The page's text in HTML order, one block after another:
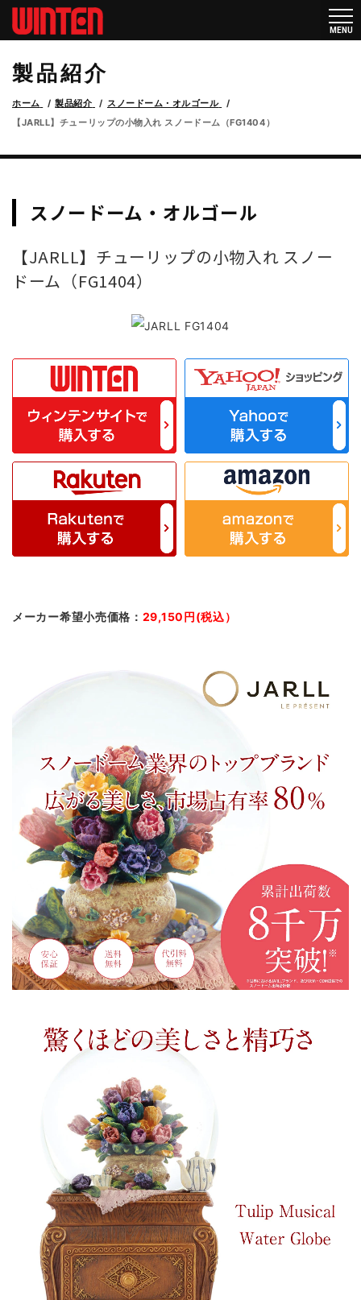
製品紹介
ホーム 製品紹介
スノードーム・オルゴール
【JARLL】チューリップの小物入れ スノードーム（FG1404）
スノードーム・オルゴール
【JARLL】チューリップの小物入れ スノー
ドーム（FG1404）
メーカー希望小売価格： 29,150円(税込）
メニ
MENU